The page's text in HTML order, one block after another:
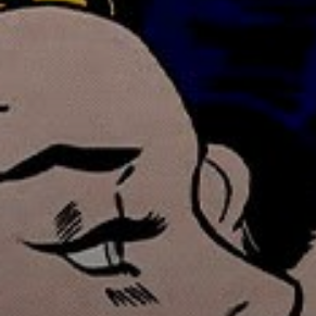
Einige
Werke
aus der
frühen